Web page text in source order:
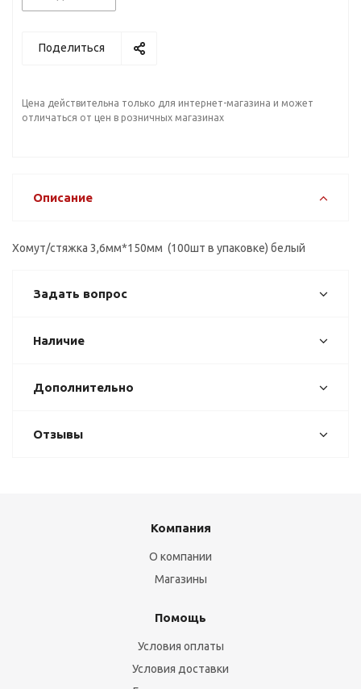
Поделиться
Цена действительна только для интернет-магазина и может
отличаться от цен в розничных магазинах
Описание
Хомут/стяжка 3,6мм*150мм (100шт в упаковке) белый
Задать вопрос
Наличие
Дополнительно
Отзывы
Компания
О компании
Магазины
Помощь
Условия оплаты
Условия доставки